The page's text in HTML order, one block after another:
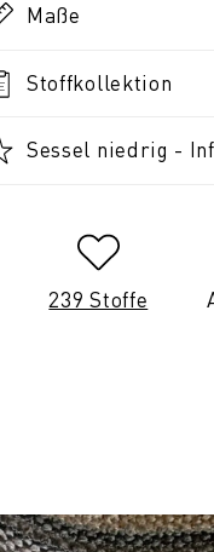
Maße
Stoffkollektion
Sessel niedrig -
239 Stoffe